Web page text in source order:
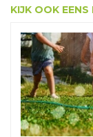
KIJK OOK